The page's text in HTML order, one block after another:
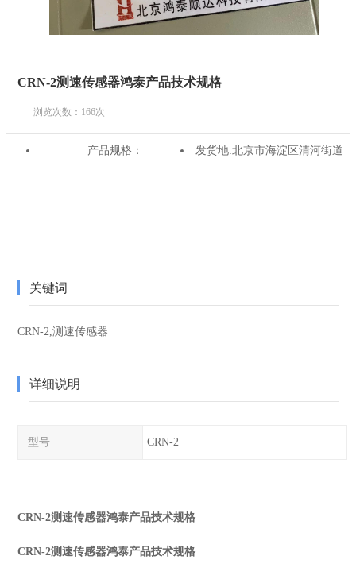
CRN-2测速传感器鸿泰产品技术规格
浏览次数： 166次
产品规格： 发货地:北京市海淀区清河街道
关键词
CRN-2,测速传感器
详细说明
型号 CRN-2
CRN-2测速传感器鸿泰产品技术规格
CRN-2测速传感器鸿泰产品技术规格